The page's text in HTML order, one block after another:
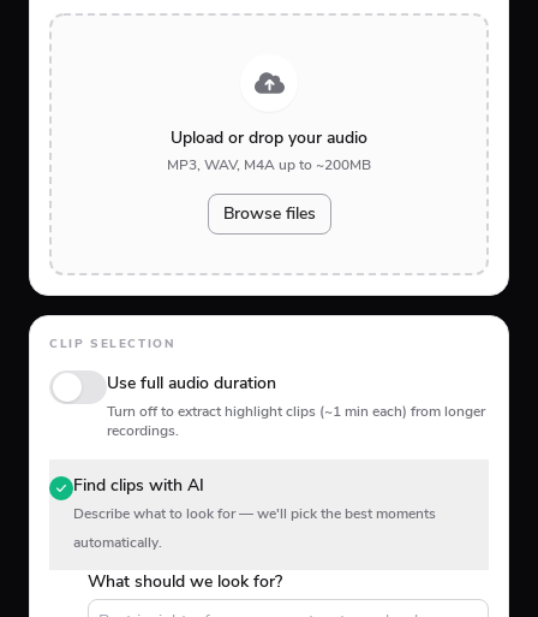
Upload or drop your audio
MP3, WAV, M4A up to ~200MB
Browse files
CLIP SELECTION
Use full audio duration
Turn off to extract highlight clips (~1 min each) from longer
recordings.
Find clips with AI
Describe what to look for — we'll pick the best moments
automatically.
What should we look for?